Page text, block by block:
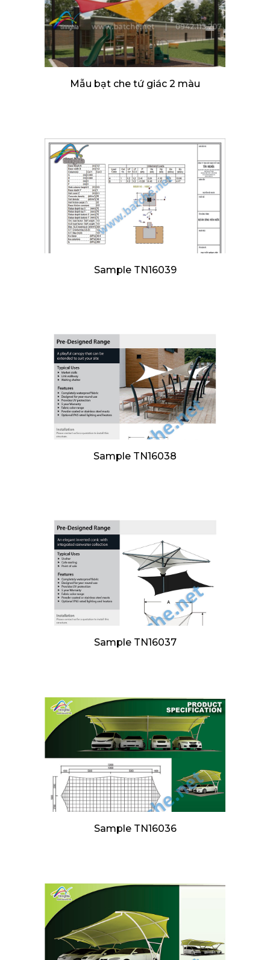
Mẫu bạt che tứ giác 2 màu
Sample TN16039
Sample TN16038
Sample TN16037
Sample TN16036